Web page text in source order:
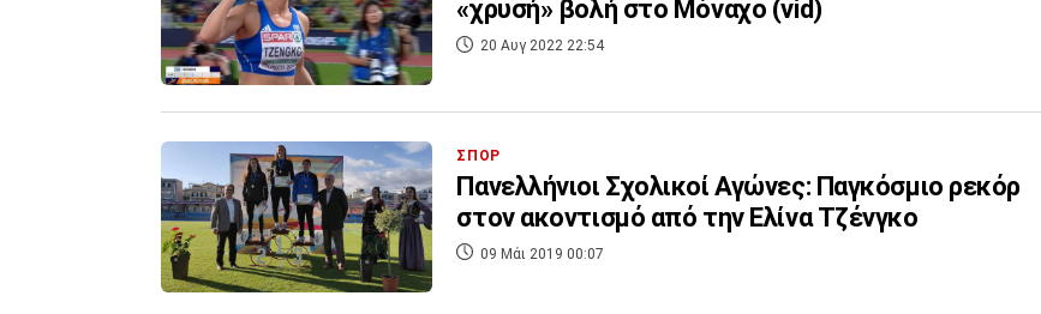
«χρυσή» βολή στο Μόναχο (vid)
20 Αυγ 2022 22:54
ΣΠΟΡ
Πανελλήνιοι Σχολικοί Αγώνες: Παγκόσμιο ρεκόρ
στον ακοντισμό από την Ελίνα Τζένγκο
09 Μάι 2019 00:07